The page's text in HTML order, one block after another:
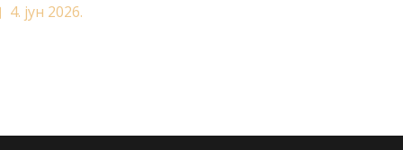
4. јун 2026.